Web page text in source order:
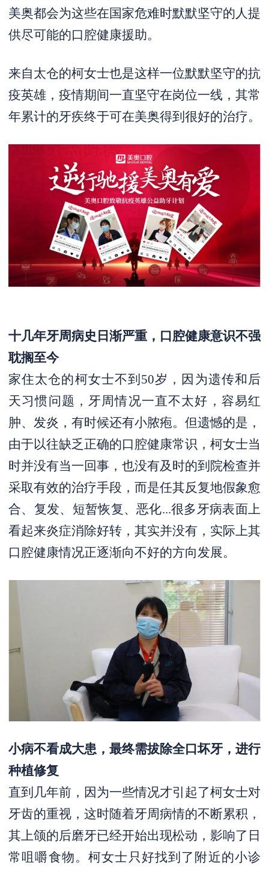
美奥都会为这些在国家危难时默默坚守的人提
供尽可能的口腔健康援助。
来自太仓的柯女士也是这样一位默默坚守的抗
疫英雄，疫情期间一直坚守在岗位一线，其常
年累计的牙疾终于可在美奥得到很好的治疗。
十几年牙周病史日渐严重，口腔健康意识不强
耽搁至今
家住太仓的柯女士不到50岁，因为遗传和后
天习惯问题，牙周情况一直不太好，容易红
肿、发炎，有时候还有小脓疱。但遗憾的是，
由于以往缺乏正确的口腔健康常识，柯女士当
时并没有当一回事，也没有及时的到院检查并
采取有效的治疗手段，而是任其反复地假象愈
合、复发、短暂恢复、恶化...很多牙病表面上
看起来炎症消除好转，其实并没有，实际上其
口腔健康情况正逐渐向不好的方向发展。
小病不看成大患，最终需拔除全口坏牙，进行
种植修复
直到几年前，因为一些情况才引起了柯女士对
牙齿的重视，这时随着牙周病情的不断累积，
其上颌的后磨牙已经开始出现松动，影响了日
常咀嚼食物。柯女士只好找到了附近的小诊